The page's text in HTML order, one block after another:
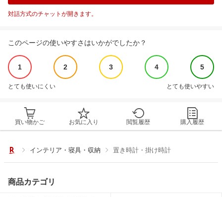
対話方式のチャットが開きます。
このページの使いやすさはいかがでしたか？
1 2 3 4 5
とても使いにくい とても使いやすい
買い物かご お気に入り 閲覧履歴 購入履歴
インテリア・寝具・収納 置き時計・掛け時計
商品カテゴリ